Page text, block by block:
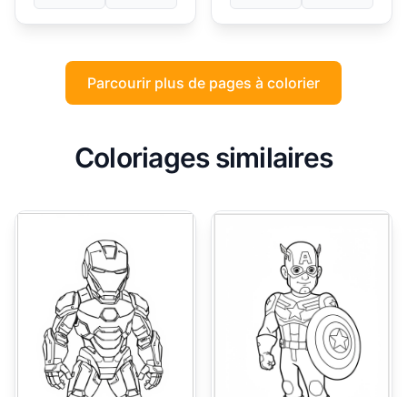
Parcourir plus de pages à colorier
Coloriages similaires